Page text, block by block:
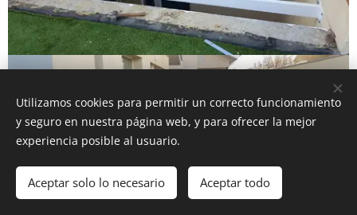
Utilizamos cookies para permitir un correcto funcionamiento
y seguro en nuestra página web, y para ofrecer la mejor
experiencia posible al usuario.
Aceptar solo lo necesario Aceptar todo